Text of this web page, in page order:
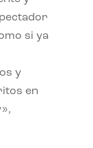
si ya
y
en